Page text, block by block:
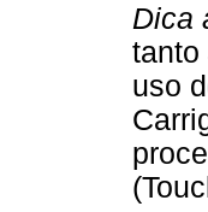
Dica
tanto
uso